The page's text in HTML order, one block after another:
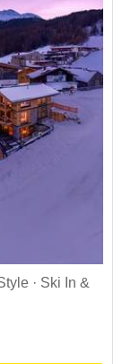
· Ski In &